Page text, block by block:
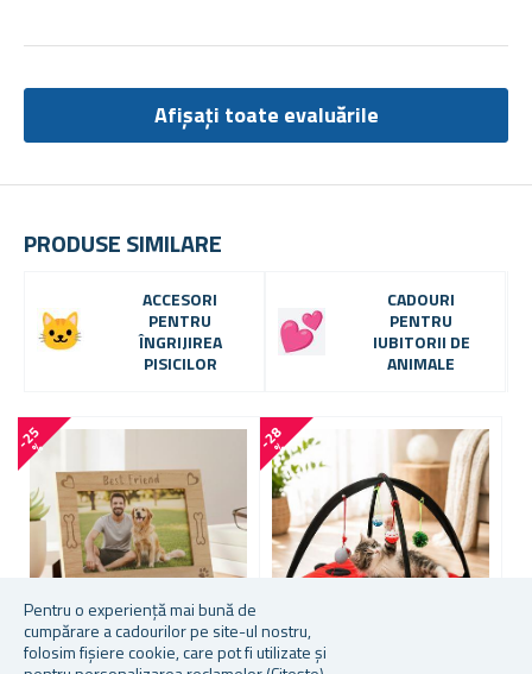
Pentru o experiență mai bună de
cumpărare a cadourilor pe site-ul nostru,
folosim fișiere cookie, care pot fi utilizate și
PRODUSE SIMILARE
ACCESORI
PENTRU
ÎNGRIJIREA
PISICILOR
CADOURI
PENTRU
IUBITORII DE
ANIMALE
-
2
5
% -
2
8
%
Afișați toate evaluările